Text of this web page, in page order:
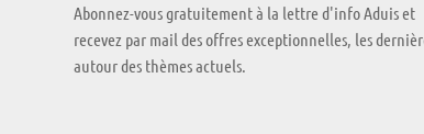
Abonnez-vous gratuitement à la lettre d'info Aduis et
recevez par mail des offres exceptionnelles, les
autour des thèmes actuels.